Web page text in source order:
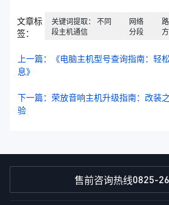
文章标
签：
关键词提取： 不同
段主机通信
网络
分段
上一篇：《电脑主机型号查询指南：轻
息》
下一篇：荣放音响主机升级指南：改装
验
售前咨询热线0825-